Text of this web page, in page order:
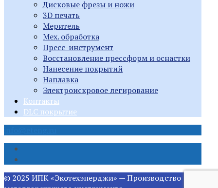
Дисковые фрезы и ножи
3D печать
Меритель
Мех. обработка
Пресс-инструмент
Восстановление прессформ и оснастки
Нанесение покрытий
Наплавка
Электроискровое легирование
Контакты
DLC покрытие
© 2025 ИПК «Экотехэнерджи» — Производство